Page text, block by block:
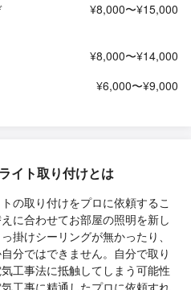
¥8,000〜¥15,000
¥8,000〜¥14,000
¥6,000〜¥9,000
イト取り付けとは
の取り付けをプロに依頼するこ
に合わせてお部屋の照明を新し
掛けシーリングが無かったり、
分ではできません。自分で取り
工事法に抵触してしまう可能性